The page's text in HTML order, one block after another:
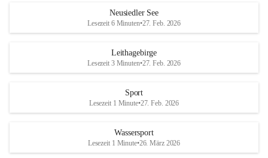
S
und den daraus folgenden wirtschaftlichen
Maßnahmen zur Bekämpfung
Rebe und der Amerikanischen
Anhang VBl. EU Nr. 18
1 Seite•1,4 MB
r
S
Neusiedler See
Lesezeit 6 Minuten•27. Feb. 2026
Leithagebirge
Lesezeit 3 Minuten•27. Feb. 2026
Sport
Lesezeit 1 Minute•27. Feb. 2026
Wassersport
Lesezeit 1 Minute•26. März 2026